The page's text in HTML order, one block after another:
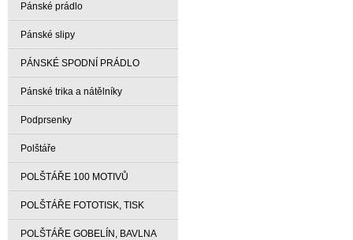
Pánské prádlo
Pánské slipy
PÁNSKÉ SPODNÍ PRÁDLO
Pánské trika a nátělníky
Podprsenky
Polštáře
POLŠTÁŘE 100 MOTIVŮ
POLŠTÁŘE FOTOTISK, TISK
POLŠTÁŘE GOBELÍN, BAVLNA